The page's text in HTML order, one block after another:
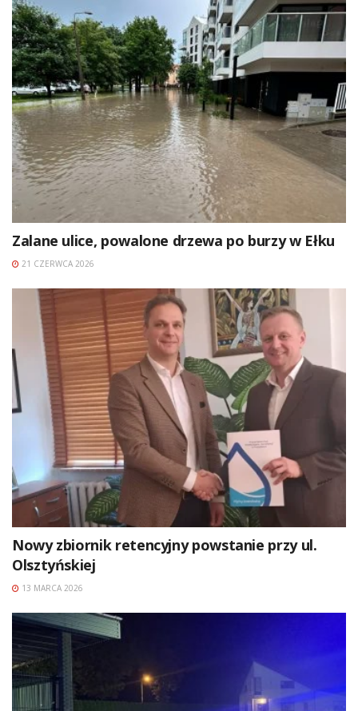
Zalane ulice, powalone drzewa po burzy w Ełku
21 CZERWCA 2026
Nowy zbiornik retencyjny powstanie przy ul.
Olsztyńskiej
13 MARCA 2026